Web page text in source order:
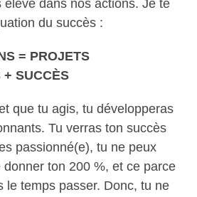
élève dans nos actions. Je te
du succès :
= PROJETS
+ SUCCÈS
que tu agis, tu développeras
Tu verras ton succès
passionné(e), tu ne peux
ton 200 %, et ce parce
le temps passer. Donc, tu ne